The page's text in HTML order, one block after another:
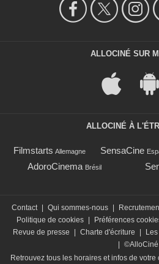
ALLOCINÉ SUR
ALLOCINÉ À
Filmstarts Allemagne SensaCine
AdoroCinema Brésil
Contact | Qui sommes-nous |
Politique de cookies | Préférences
Revue de presse
| Charte d'écriture |
| ©AlloCiné
Retrouvez tous les horaires et infos de